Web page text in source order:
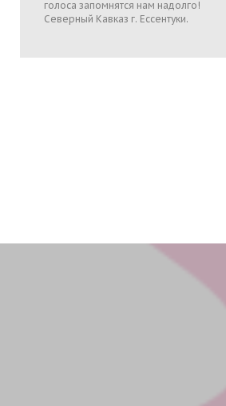
голоса запомнятся нам надолго!
Северный Кавказ г. Ессентуки.